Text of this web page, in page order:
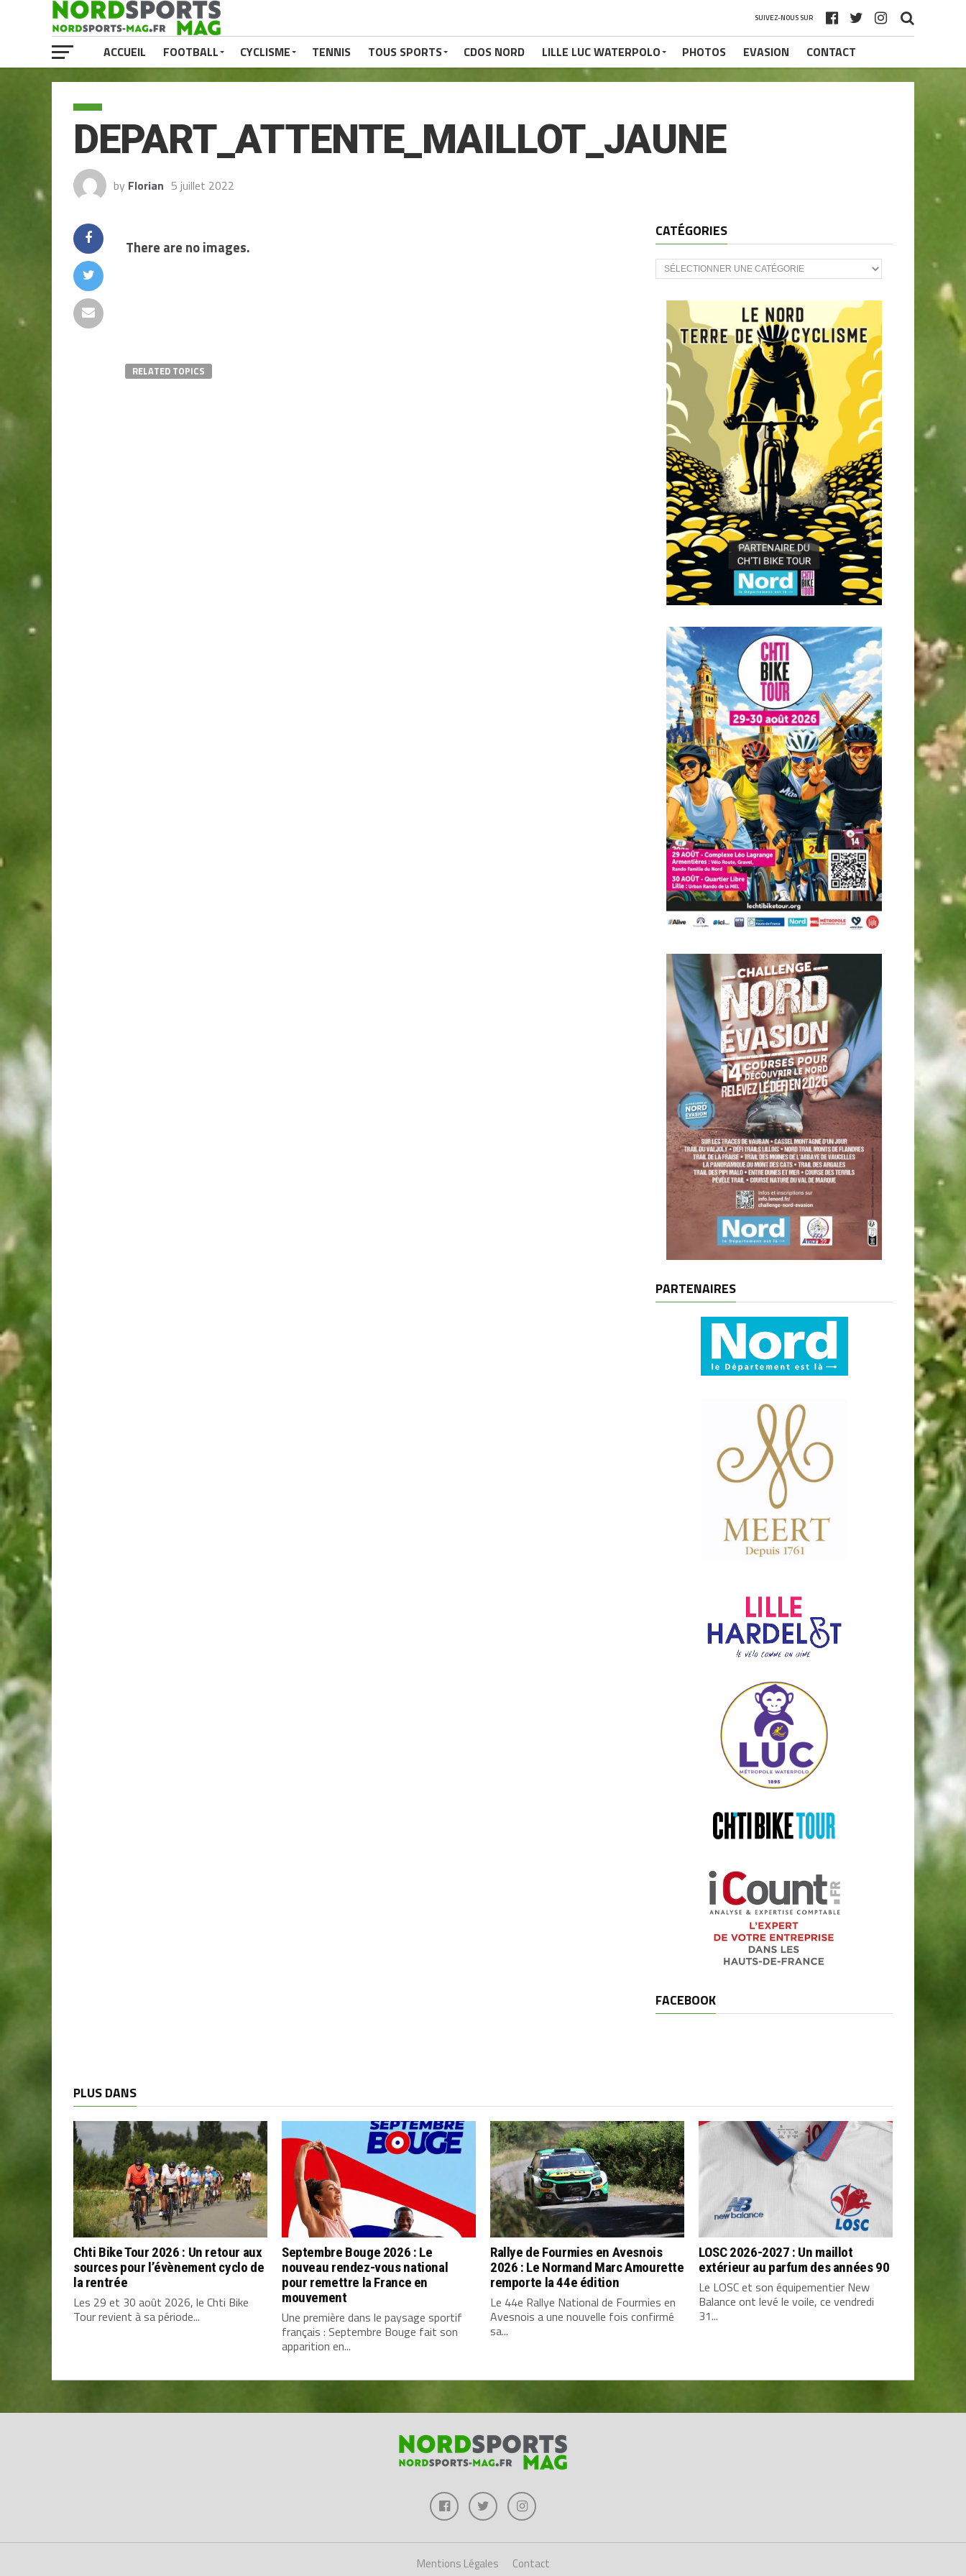
SUIVEZ-NOUS SUR
ACCUEIL FOOTBALL CYCLISME TENNIS TOUS SPORTS CDOS NORD LILLE LUC WATERPOLO PHOTOS EVASION CONTACT
DEPART_ATTENTE_MAILLOT_JAUNE
by Florian 5 juillet 2022
There are no images.
RELATED TOPICS
CATÉGORIES
CATÉGORIES
PARTENAIRES
FACEBOOK
PLUS DANS
Chti Bike Tour 2026 : Un retour aux
sources pour l’évènement cyclo de
la rentrée
Les 29 et 30 août 2026, le Chti Bike
Tour revient à sa période...
Septembre Bouge 2026 : Le
nouveau rendez-vous national
pour remettre la France en
mouvement
Une première dans le paysage sportif
français : Septembre Bouge fait son
apparition en...
Rallye de Fourmies en Avesnois
2026 : Le Normand Marc Amourette
remporte la 44e édition
Le 44e Rallye National de Fourmies en
Avesnois a une nouvelle fois confirmé
sa...
LOSC 2026-2027 : Un maillot
extérieur au parfum des années 90
Le LOSC et son équipementier New
Balance ont levé le voile, ce vendredi
31...
Mentions Légales Contact